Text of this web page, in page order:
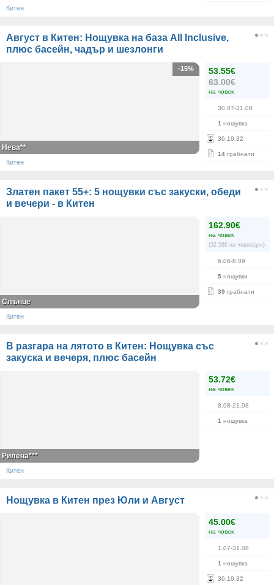
Китен
Август в Китен: Нощувка на база All Inclusive,
плюс басейн, чадър и шезлонги
53.55€
63.00€
на човек
30.07-31.08
1 нощувка
36:10:32
14 грабнати
-15%
Нева**
Китен
Златен пакет 55+: 5 нощувки със закуски, обеди
и вечери - в Китен
162.90€
на човек
(32.58€ на човек/ден)
6.06-8.09
5 нощувки
39 грабнати
Слънце
Китен
В разгара на лятото в Китен: Нощувка със
закуска и вечеря, плюс басейн
53.72€
на човек
8.08-21.08
1 нощувка
Рилена***
Китен
Нощувка в Китен през Юли и Август
45.00€
на човек
1.07-31.08
1 нощувка
36:10:32